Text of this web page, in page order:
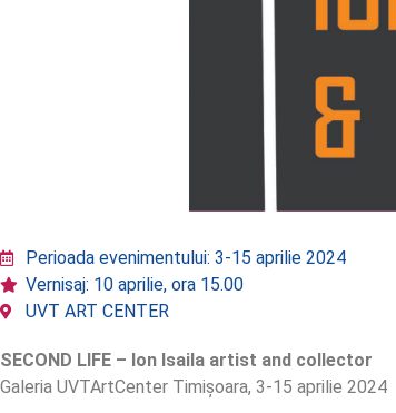
Perioada evenimentului: 3-15 aprilie 2024
Vernisaj: 10 aprilie, ora 15.00
UVT ART CENTER
SECOND LIFE – Ion Isaila artist and collector
Galeria UVTArtCenter Timișoara, 3-15 aprilie 2024